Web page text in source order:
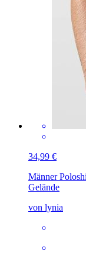
34,99 €
Männer
Gelände
von lynia